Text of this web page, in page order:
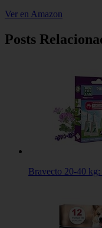
Ver en Amazon
Posts
Bravecto 20-40